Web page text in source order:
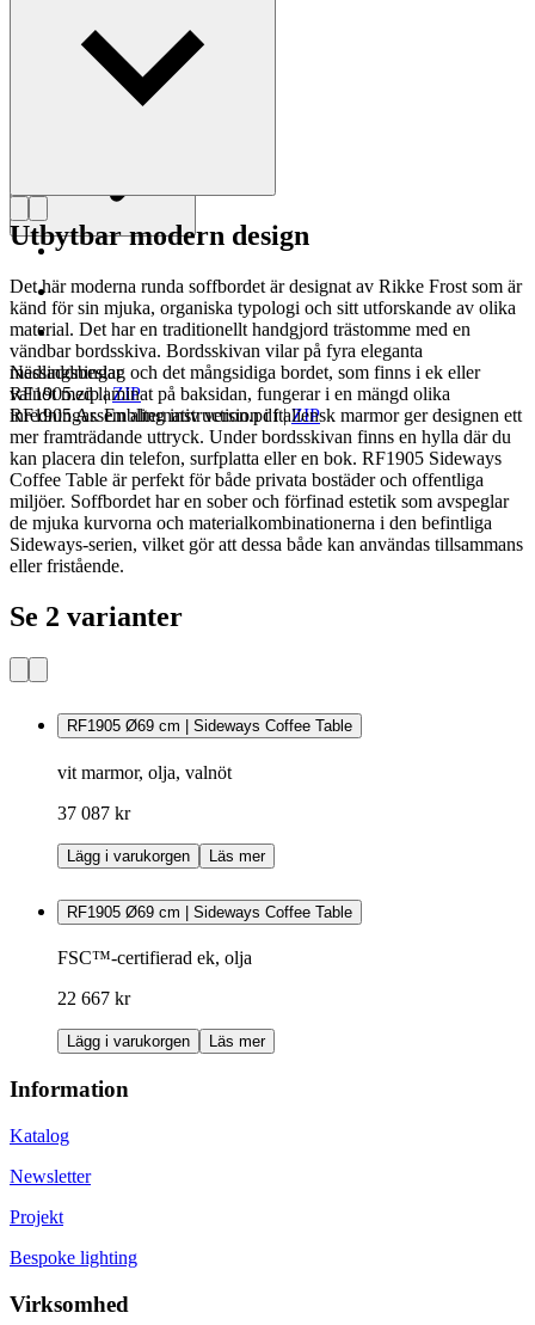
Läs mer om Rikke Frost
Nedladdningar
RF1905.zip|ZIP
RF1905 Assembling instruction.pdf|ZIP
Utbytbar modern design
Det här moderna runda soffbordet är designat av Rikke Frost som är
känd för sin mjuka, organiska typologi och sitt utforskande av olika
material. Det har en traditionellt handgjord trästomme med en
vändbar bordsskiva. Bordsskivan vilar på fyra eleganta
mässingsbeslag och det mångsidiga bordet, som finns i ek eller
valnöt med laminat på baksidan, fungerar i en mängd olika
inredningar. En alternativ version i italiensk marmor ger designen ett
mer framträdande uttryck. Under bordsskivan finns en hylla där du
kan placera din telefon, surfplatta eller en bok. RF1905 Sideways
Coffee Table är perfekt för både privata bostäder och offentliga
miljöer. Soffbordet har en sober och förfinad estetik som avspeglar
de mjuka kurvorna och materialkombinationerna i den befintliga
Sideways-serien, vilket gör att dessa både kan användas tillsammans
eller fristående.
Se 2 varianter
RF1905 Ø69 cm | Sideways Coffee Table
vit marmor, olja, valnöt
37 087 kr
Lägg i varukorgen Läs mer
RF1905 Ø69 cm | Sideways Coffee Table
FSC™-certifierad ek, olja
22 667 kr
Lägg i varukorgen Läs mer
Information
Katalog
Newsletter
Projekt
Bespoke lighting
Virksomhed